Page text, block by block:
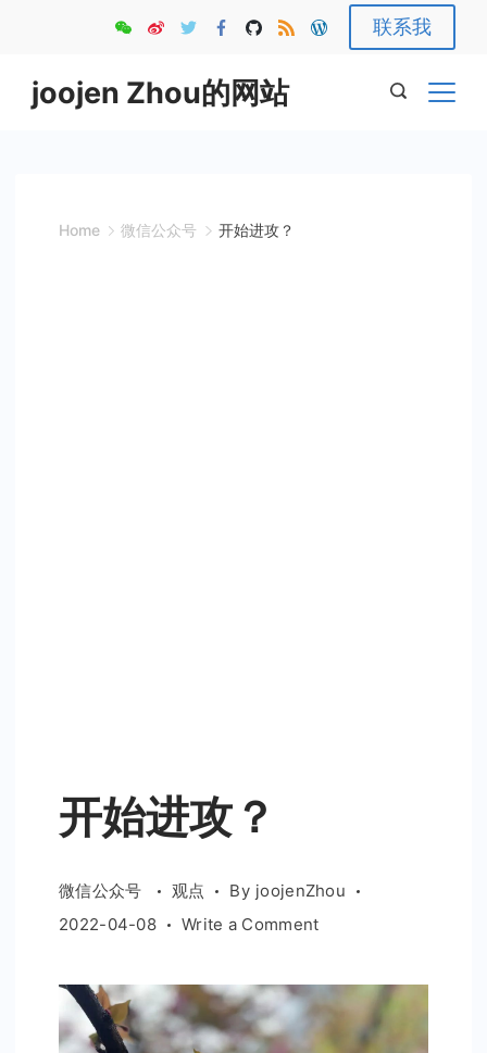
content
联系我
joojen Zhou的网站
Home 微信公众号 开始进攻？
开始进攻？
微信公众号 观点 By joojenZhou
2022-04-08
Write a Commenton
始
进
攻？